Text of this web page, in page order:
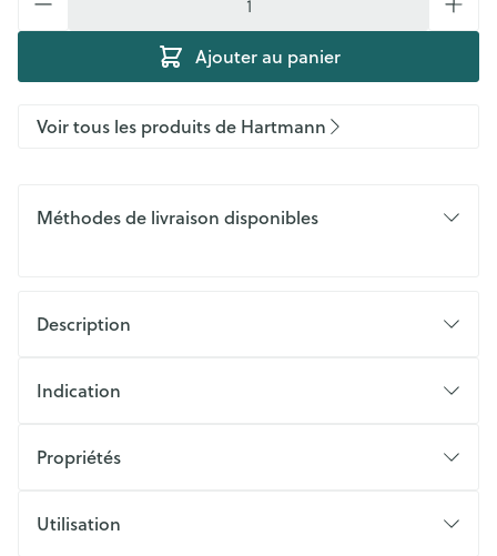
Ajouter au panier
Voir tous les produits de Hartmann
Méthodes de livraison disponibles
Description
Indication
Propriétés
Utilisation